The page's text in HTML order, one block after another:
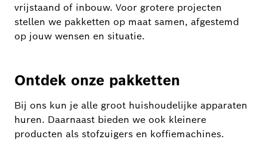
vrijstaand of inbouw. Voor grotere projecten
stellen we pakketten op maat samen, afgestemd
op jouw wensen en situatie.
Ontdek onze pakketten
Bij ons kun je alle groot huishoudelijke apparaten
huren. Daarnaast bieden we ook kleinere
producten als stofzuigers en koffiemachines.